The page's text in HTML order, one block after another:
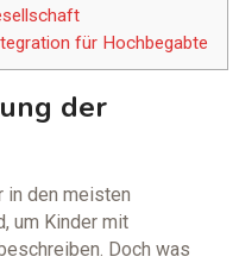
für Hochbegabte
der
in den meisten
um Kinder mit
Doch was